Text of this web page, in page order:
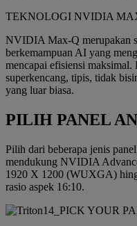
TEKNOLOGI NVIDIA
NVIDIA Max-Q merupakan
berkemampuan AI yang
mencapai efisiensi
superkencang, tipis, tidak
yang luar biasa.
PILIH PANEL
Pilih dari beberapa jenis
mendukung NVIDIA
1920 X 1200 (WUXGA)
rasio aspek 16:10.